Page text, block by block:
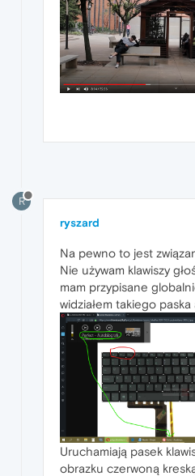
R
ryszard
Na pewno to jest
Nie używam klawiszy
mam przypisane
widziałem takiego paska
Uruchamiają pasek
obrazku czerwoną